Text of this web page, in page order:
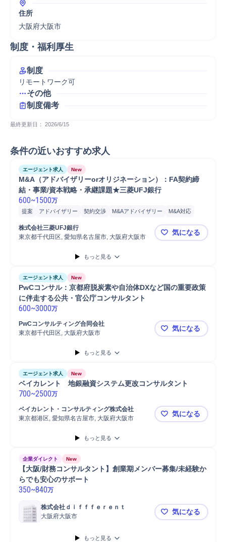
住所
大阪府大阪市
制度・福利厚生
制度
リモートワーク可
その他
制度備考
最終更新日： 2026/6/15
条件の近いおすすめ求人
エージェント求人 New
M&A（アドバイザリーorオリジネーション）：FA契約締
結・事業/資本戦略・承継課題★三菱UFJ銀行
600~1500万
提案 アドバイザリー 契約交渉 M&Aアドバイザリー
M&A対応
戦略提案
契約締結
株式会社三菱UFJ銀行
東京都千代田区, 愛知県名古屋市, 大阪府大阪市
M&A（アド
気になる
もっと見る
エージェント求人 New
PwCコンサル：京都府脱炭素や自治体DXなど国の重要政策
に伴走する公共・官公庁コンサルタント
600~3000万
PwCコンサルティング合同会社
東京都千代田区, 大阪府大阪市
PwCコンサ
気になる
もっと見る
エージェント求人 New
ベイカレント　地銀融資システム更改コンサルタント
700~2500万
ベイカレント・コンサルティング株式会社
東京都港区, 愛知県名古屋市, 大阪府大阪市
ベイカレン
気になる
もっと見る
企業ダイレクト New
【大阪/財務コンサルタント】創業期メンバー募集/未経験か
らでも安心のサポート
350~840万
株式会社ｄｉｆｆｆｅｒｅｎｔ
大阪府大阪市
【大阪/財務
気になる
もっと見る